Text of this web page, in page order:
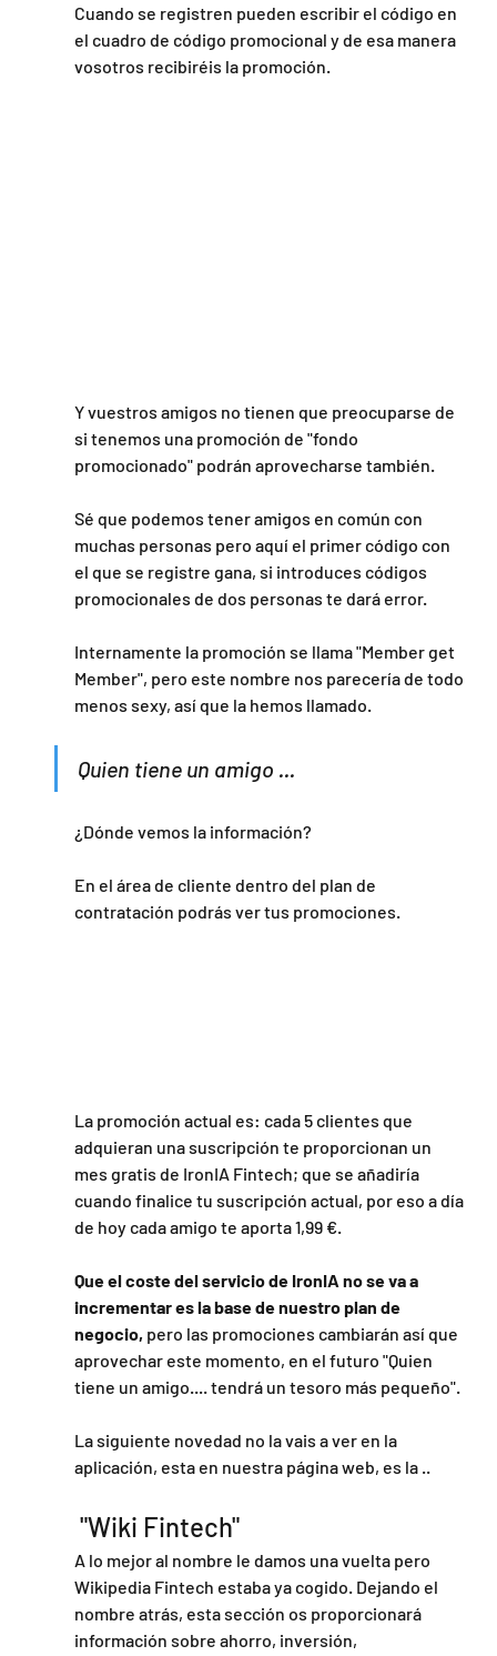
Cuando se registren pueden escribir el código en
el cuadro de código promocional y de esa manera
vosotros recibiréis la promoción.
Y vuestros amigos no tienen que preocuparse de
si tenemos una promoción de "fondo
promocionado" podrán aprovecharse también.
Sé que podemos tener amigos en común con
muchas personas pero aquí el primer código con
el que se registre gana, si introduces códigos
promocionales de dos personas te dará error.
Internamente la promoción se llama "Member get
Member", pero este nombre nos parecería de todo
menos sexy, así que la hemos llamado.
Quien tiene un amigo ...
¿Dónde vemos la información?
En el área de cliente dentro del plan de
contratación podrás ver tus promociones.
La promoción actual es: cada 5 clientes que
adquieran una suscripción te proporcionan un
mes gratis de IronIA Fintech; que se añadiría
cuando finalice tu suscripción actual, por eso a día
de hoy cada amigo te aporta 1,99 €.
Que el coste del servicio de IronIA no se va a
incrementar es la base de nuestro plan de
negocio, pero las promociones cambiarán así que
aprovechar este momento, en el futuro "Quien
tiene un amigo.... tendrá un tesoro más pequeño".
La siguiente novedad no la vais a ver en la
aplicación, esta en nuestra página web, es la ..
"Wiki Fintech"
A lo mejor al nombre le damos una vuelta pero
Wikipedia Fintech estaba ya cogido. Dejando el
nombre atrás, esta sección os proporcionará
información sobre ahorro, inversión,